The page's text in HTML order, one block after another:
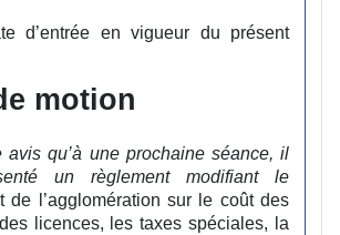
d’entrée en vigueur du présent
motion
avis qu’à une prochaine séance, il
un règlement modifiant le
de l’agglomération sur le coût des
licences, les taxes spéciales, la